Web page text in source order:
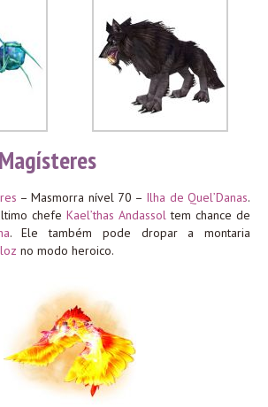
– Masmorra nível 70 – Ilha de Quel’Danas.
chefe Kael’thas Andassol tem chance de
. Ele também pode dropar a montaria
no modo heroico.